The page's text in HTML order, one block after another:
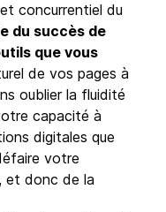
concurrentiel du
du succès de
que vous
de vos pages à
oublier la fluidité
capacité à
digitales que
votre
et donc de la